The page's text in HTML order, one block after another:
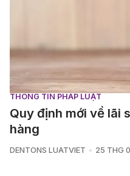
THÔNG TIN PHÁP LUẬT
Quy định mới về lãi
hàng
DENTONS LUATVIET 25 THG